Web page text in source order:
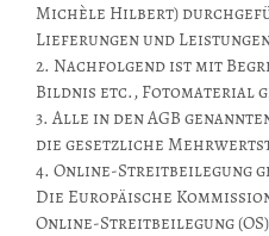
Michèle Hilbert)
Lieferungen und
2. Nachfolgend ist mit
Bildnis etc., Fotomaterial
3. Alle in den AGB
die gesetzliche
4. Online-Streitbeilegung
Die Europäische
Online-Streitbeilegung